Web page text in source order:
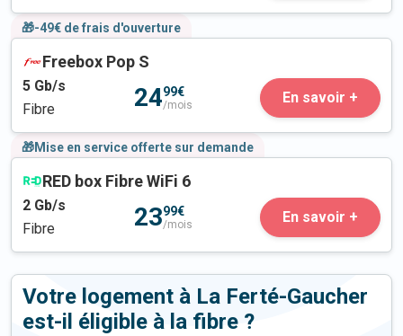
🎁-49€ de frais d'ouverture
Freebox Pop S
5 Gb/s
Fibre
2499€
/mois En savoir +
🎁Mise en service offerte sur demande
RED box Fibre WiFi 6
2 Gb/s
Fibre
2399€
/mois En savoir +
Votre logement à La Ferté-Gaucher
est-il éligible à la fibre ?